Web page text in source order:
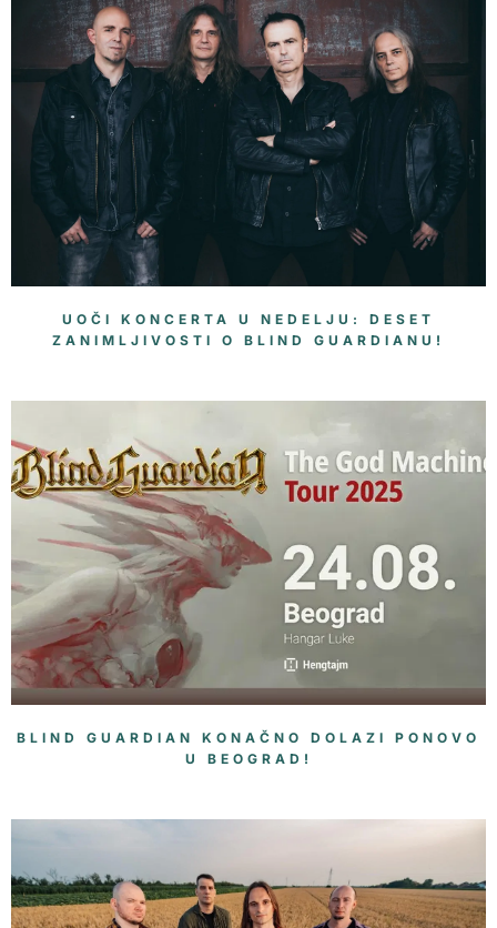
UOČI KONCERTA U NEDELJU: DESET
ZANIMLJIVOSTI O BLIND GUARDIANU!
BLIND GUARDIAN KONAČNO DOLAZI PONOVO
U BEOGRAD!